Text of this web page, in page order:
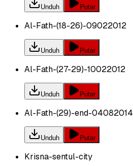
Unduh Putar
Al-Fath-(18-26)-09022012
Unduh Putar
Al-Fath-(27-29)-10022012
Unduh Putar
Al-Fath-(29)-end-04082014
Unduh Putar
Krisna-sentul-city